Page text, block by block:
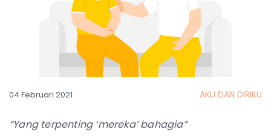
04 Februari 2021 AKU DAN DIRIKU
“Yang terpenting ‘mereka’ bahagia”